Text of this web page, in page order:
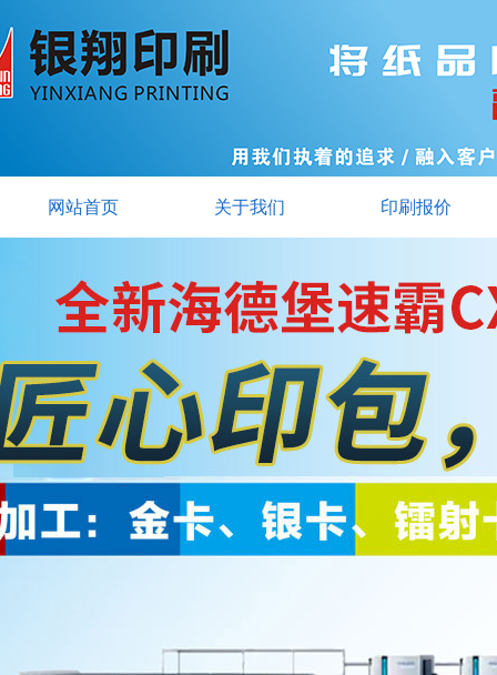
网站首页 关于我们 印刷报价